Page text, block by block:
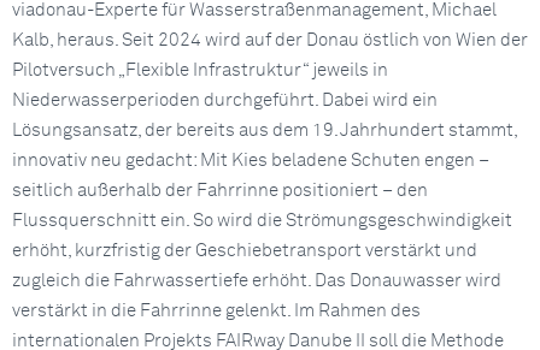
viadonau-Experte für Wasserstraßenmanagement, Michael
Kalb, heraus. Seit 2024 wird auf der Donau östlich von Wien der
Pilotversuch „Flexible Infrastruktur“ jeweils in
Niederwasserperioden durchgeführt. Dabei wird ein
Lösungsansatz, der bereits aus dem 19. Jahrhundert stammt,
innovativ neu gedacht: Mit Kies beladene Schuten engen –
seitlich außerhalb der Fahrrinne positioniert – den
Flussquerschnitt ein. So wird die Strömungsgeschwindigkeit
erhöht, kurzfristig der Geschiebetransport verstärkt und
zugleich die Fahrwassertiefe erhöht. Das Donauwasser wird
verstärkt in die Fahrrinne gelenkt. Im Rahmen des
internationalen Projekts FAIRway Danube II soll die Methode